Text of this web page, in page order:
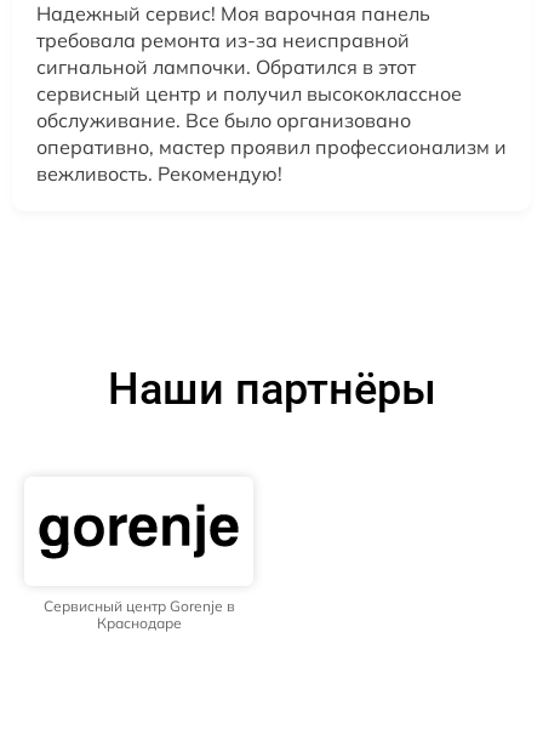
Надежный сервис! Моя варочная панель
требовала ремонта из-за неисправной
сигнальной лампочки. Обратился в этот
сервисный центр и получил высококлассное
обслуживание. Все было организовано
оперативно, мастер проявил профессионализм и
вежливость. Рекомендую!
Наши партнёры
Сервисный центр Gorenje в
Краснодаре